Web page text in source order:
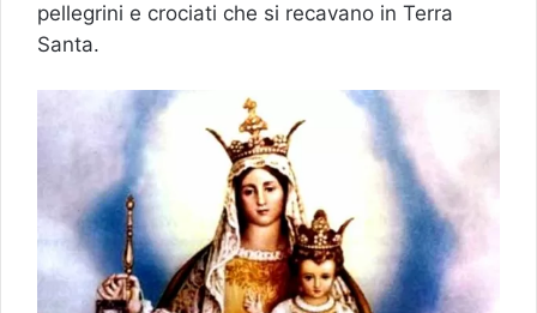
pellegrini e crociati che si recavano in Terra
Santa.